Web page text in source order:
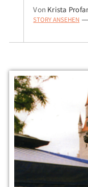
Von Krista
STORY ANSEHEN —